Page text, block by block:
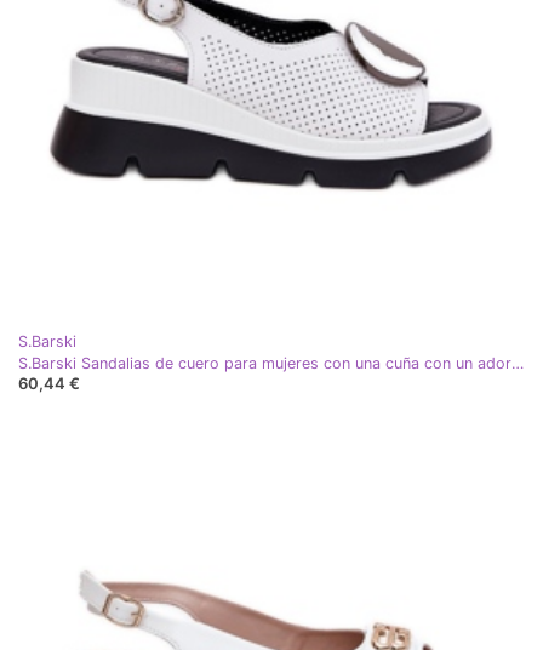
S.Barski
S.Barski Sandalias de cuero para mujeres con una cuña con un adorno S. Barski LR51-788 White blanco
60,44 €